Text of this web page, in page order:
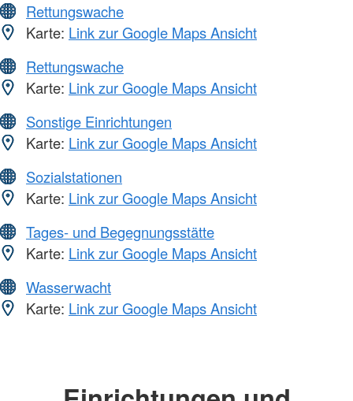
Rettungswache
Karte: Link zur Google Maps Ansicht
Rettungswache
Karte: Link zur Google Maps Ansicht
Sonstige Einrichtungen
Karte: Link zur Google Maps Ansicht
Sozialstationen
Karte: Link zur Google Maps Ansicht
Tages- und Begegnungsstätte
Karte: Link zur Google Maps Ansicht
Wasserwacht
Karte: Link zur Google Maps Ansicht